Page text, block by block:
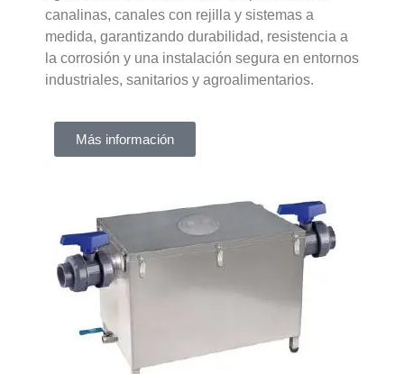
canalinas, canales con rejilla y sistemas a
medida, garantizando durabilidad, resistencia a
la corrosión y una instalación segura en entornos
industriales, sanitarios y agroalimentarios.
Más información